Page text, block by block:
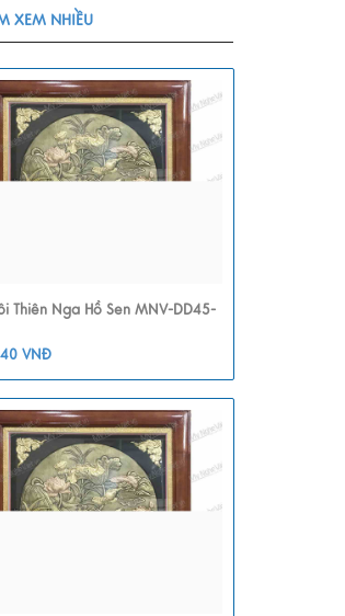
XEM NHIỀU
Thiên Nga Hồ Sen MNV-DD45-
VNĐ